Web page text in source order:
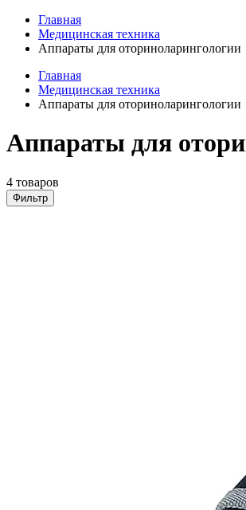
Главная
Медицинская техника
Аппараты для оториноларингологии
Главная
Медицинская техника
Аппараты для оториноларингологии
Аппараты для
4 товаров
Фильтр